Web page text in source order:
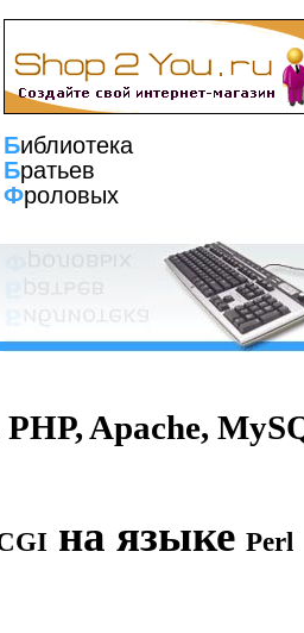
Библиотека
Братьев
Фроловых
Apache,
на языке Perl